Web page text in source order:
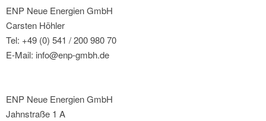
ENP Neue Energien GmbH
Carsten Höhler
Tel: +49 (0) 541 / 200 980 70
E-Mail: info@enp-gmbh.de
ENP Neue Energien GmbH
Jahnstraße 1 A